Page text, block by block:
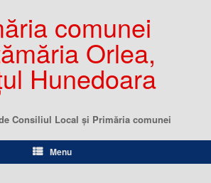
comunei
Orlea,
Hunedoara
Consiliul Local şi Primăria comunei
Menu